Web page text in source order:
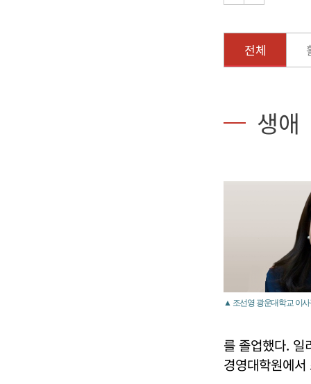
전체
생애
▲ 조선영 광운대학교 이사
를 졸업했다. 일
경영대학원에